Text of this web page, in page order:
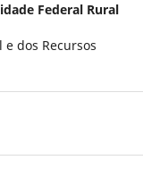
Federal Rural
dos Recursos